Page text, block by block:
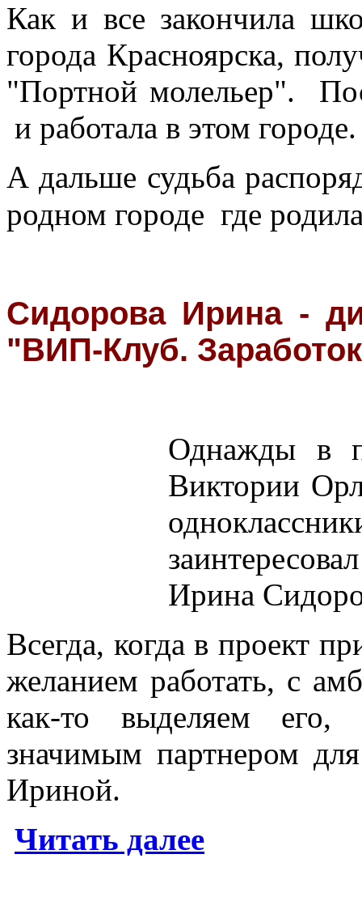
Как и все закончила
города Красноярска,
"Портной молельер".
и работала в этом
А дальше судьба
родном городе где
Сидорова Ирина -
"ВИП-Клуб.
Однажды в
Виктории
Ирина
Всегда, когда в проект
желанием работать, с
как-то выделяем
значимым партнером
Ириной.
Читать далее